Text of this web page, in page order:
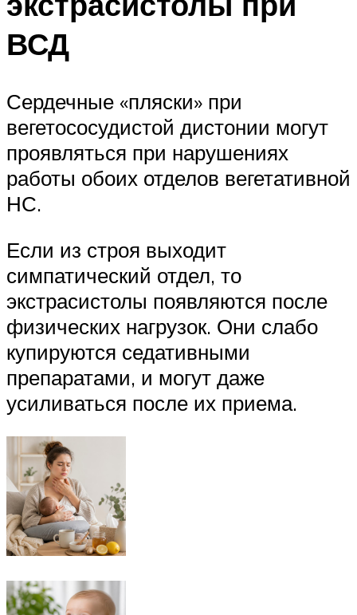
ВСД
Сердечные «пляски» при
вегетососудистой дистонии могут
проявляться при нарушениях
работы обоих отделов вегетативной
НС.
Если из строя выходит
симпатический отдел, то
экстрасистолы появляются после
физических нагрузок. Они слабо
купируются седативными
препаратами, и могут даже
усиливаться после их приема.